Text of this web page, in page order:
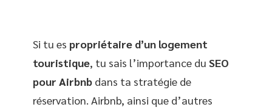
Si tu es propriétaire d’un logement
touristique, tu sais l’importance du SEO
pour Airbnb dans ta stratégie de
réservation. Airbnb, ainsi que d’autres